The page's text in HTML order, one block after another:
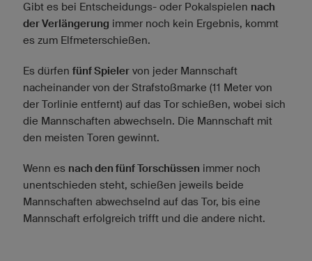
Gibt es bei Entscheidungs- oder Pokalspielen nach
der Verlängerung immer noch kein Ergebnis, kommt
es zum Elfmeterschießen.
Es dürfen fünf Spieler von jeder Mannschaft
nacheinander von der Strafstoßmarke (11 Meter von
der Torlinie entfernt) auf das Tor schießen, wobei sich
die Mannschaften abwechseln. Die Mannschaft mit
den meisten Toren gewinnt.
Wenn es nach den fünf Torschüssen immer noch
unentschieden steht, schießen jeweils beide
Mannschaften abwechselnd auf das Tor, bis eine
Mannschaft erfolgreich trifft und die andere nicht.